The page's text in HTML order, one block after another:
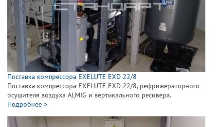
Поставка компрессора EXELUTE EXD 22/8
Поставка компрессора EXELUTE EXD 22/8, рефрижераторного
осушителя воздуха ALMIG и вертикального ресивера.
Подробнее >